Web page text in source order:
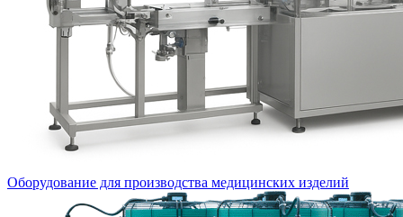
Оборудование для производства медицинских изделий